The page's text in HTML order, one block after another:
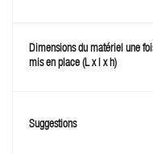
Dimensions du matériel une
mis en place (L x l x h)
Suggestions